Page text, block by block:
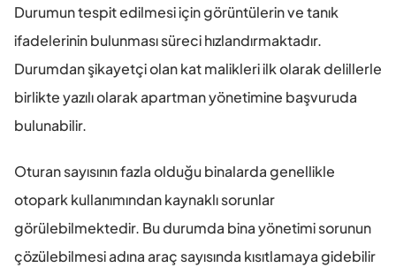
Durumun tespit edilmesi için görüntülerin ve tanık
ifadelerinin bulunması süreci hızlandırmaktadır.
Durumdan şikayetçi olan kat malikleri ilk olarak delillerle
birlikte yazılı olarak apartman yönetimine başvuruda
bulunabilir.
Oturan sayısının fazla olduğu binalarda genellikle
otopark kullanımından kaynaklı sorunlar
görülebilmektedir. Bu durumda bina yönetimi sorunun
çözülebilmesi adına araç sayısında kısıtlamaya gidebilir